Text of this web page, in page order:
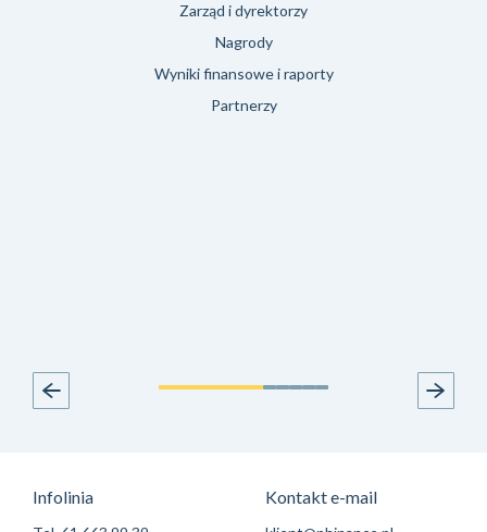
Zarząd i dyrektorzy
Nagrody
Wyniki finansowe i raporty
Partnerzy
Infolinia Kontakt e-mail